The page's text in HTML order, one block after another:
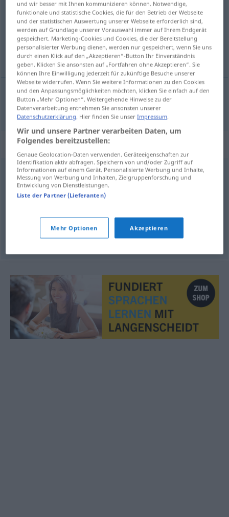
Übersicht aller Übersetzungen
(Für mehr Details die Übersetzung anklicken/antippen)
不明智的
不明智的[bù míngzhìde] unklug
Synonyme für "unklug"
(es wäre) unvernünftig (von jemandem)
unüberlegt,unvernünftig,ungünstig,unvorsichtig
und wir besser mit Ihnen kommunizieren können. Notwendige,
funktionale und statistische Cookies, die für den Betrieb der Webseite
und der statistischen Auswertung unserer Webseite erforderlich sind,
werden auf Grundlage unserer Vorauswahl immer auf Ihrem Endgerät
gespeichert. Marketing-Cookies und Cookies, die der Bereitstellung
personalisierter Werbung dienen, werden nur gespeichert, wenn Sie uns
durch einen Klick auf den „Akzeptieren“-Button Ihr Einverständnis
geben. Klicken Sie ansonsten auf „Fortfahren ohne Akzeptieren“. Sie
können Ihre Einwilligung jederzeit für zukünftige Besuche unserer
Webseite widerrufen. Wenn Sie weitere Informationen zu den Cookies
und den Anpassungsmöglichkeiten möchten, klicken Sie einfach auf den
Button „Mehr Optionen“. Weitergehende Hinweise zu der
Datenverarbeitung entnehmen Sie ansonsten unserer
Datenschutzerklärung. Hier finden Sie unserImpressum.
Wir und unsere Partner verarbeiten Daten, um
Folgendes bereitzustellen:
Genaue Geolocation-Daten verwenden. Geräteeigenschaften zur
Identifikation aktiv abfragen. Speichern von und/oder Zugriff auf
Informationen auf einem Gerät. Personalisierte Werbung und Inhalte,
Messung von Werbung und Inhalten, Zielgruppenforschung und
Entwicklung von Dienstleistungen.
Liste der Partner (Lieferanten)
Mehr Optionen Akzeptieren